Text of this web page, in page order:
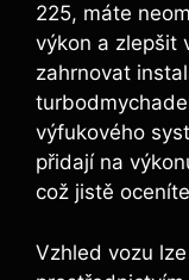
225, máte
výkon a zlepšit
zahrnovat
výfukového
přidají na
což jistě
Vzhled vozu